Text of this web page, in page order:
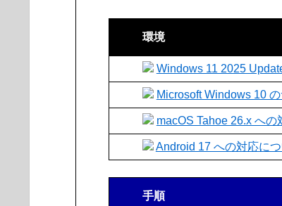
環境
Windows 11 2025
Microsoft Windows 10
macOS Tahoe 26.x への
Android 17 への対応に
手順